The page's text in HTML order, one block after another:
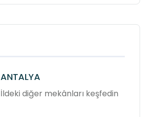
ANTALYA
İldeki diğer mekânları keşfedin